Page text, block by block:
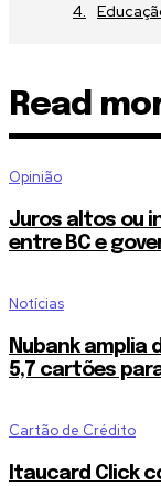
Read
Opinião
Juros altos ou
entre BC e
Notícias
Nubank
5,7 cartões
Cartão de Crédito
Itaucard Click